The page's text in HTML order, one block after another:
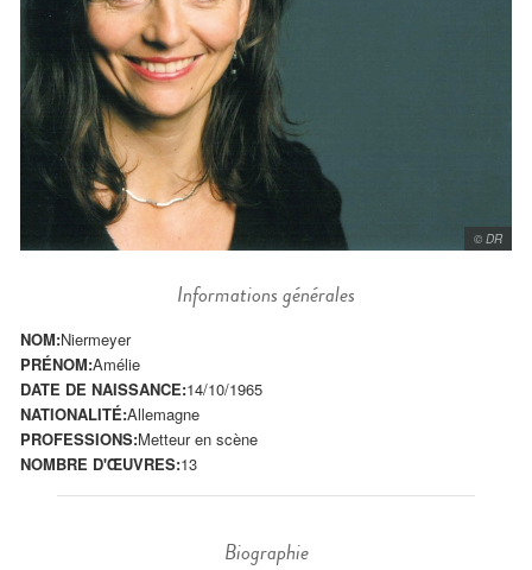
© DR
Informations générales
NOM:Niermeyer
PRÉNOM:Amélie
DATE DE NAISSANCE:14/10/1965
NATIONALITÉ:Allemagne
PROFESSIONS:Metteur en scène
NOMBRE D'ŒUVRES:13
Biographie